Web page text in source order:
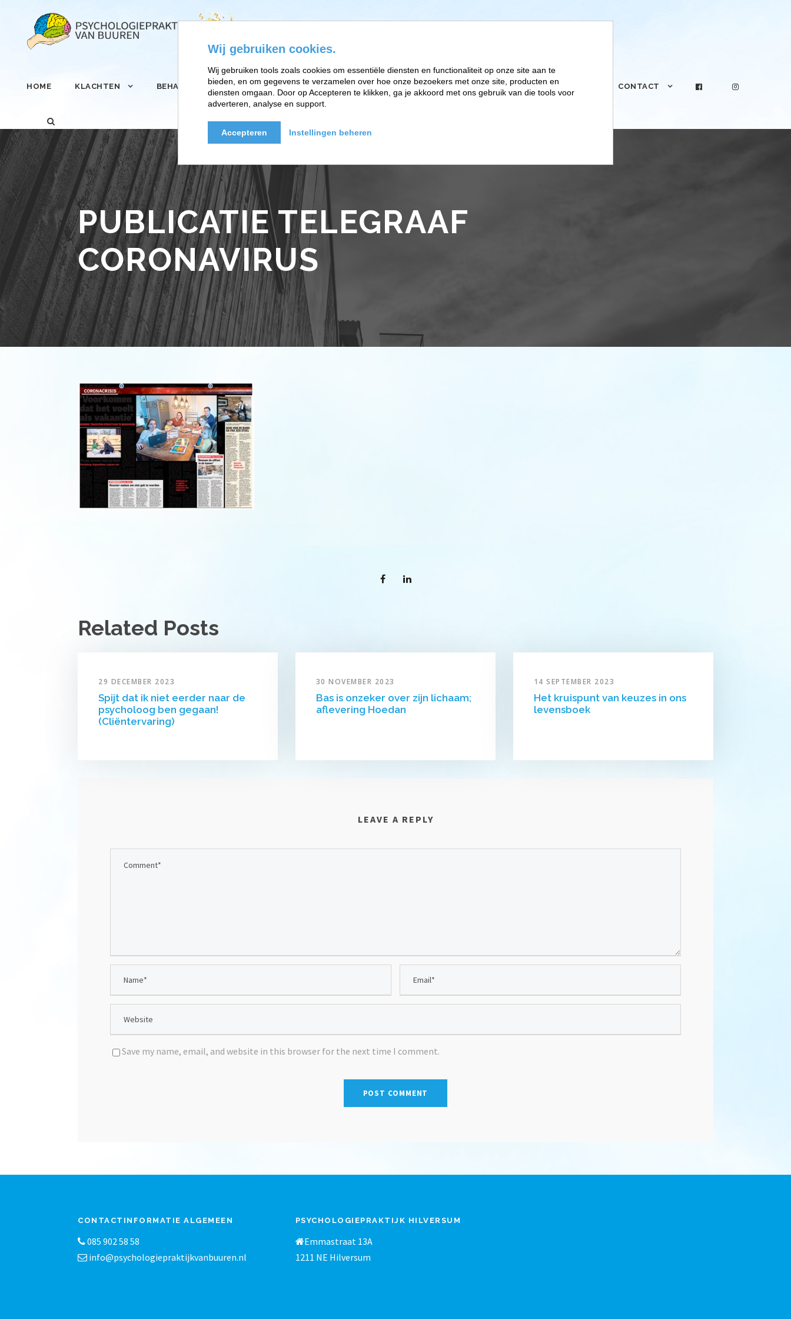
HOME KLACHTEN BEHANDELINGEN EFT-RELATIETHERAPIE BRAINWORK EN PARTNERS PRAKTIJK CONTACT
PUBLICATIE TELEGRAAF
CORONAVIRUS
Related Posts
29 DECEMBER 2023
Spijt dat ik niet eerder naar de
psycholoog ben gegaan!
(Cliëntervaring)
30 NOVEMBER 2023
Bas is onzeker over zijn lichaam;
aflevering Hoedan
14 SEPTEMBER 2023
Het kruispunt van keuzes in ons
levensboek
LEAVE A REPLY
Save my name, email, and website in this browser for the next time I comment.
CONTACTINFORMATIE ALGEMEEN
085 902 58 58
info@psychologiepraktijkvanbuuren.nl
PSYCHOLOGIEPRAKTIJK HILVERSUM
Emmastraat 13A
1211 NE Hilversum
Wij gebruiken cookies.
Wij gebruiken tools zoals cookies om essentiële diensten en functionaliteit op onze site aan te
bieden, en om gegevens te verzamelen over hoe onze bezoekers met onze site, producten en
diensten omgaan. Door op Accepteren te klikken, ga je akkoord met ons gebruik van die tools voor
adverteren, analyse en support.
Accepteren Instellingen beheren